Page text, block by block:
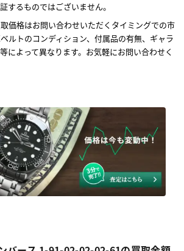
するものではございません。
価格はお問い合わせいただくタイミングでの市
ルトのコンディション、付属品の有無、ギャラ
によって異なります。お気軽にお問い合わせく